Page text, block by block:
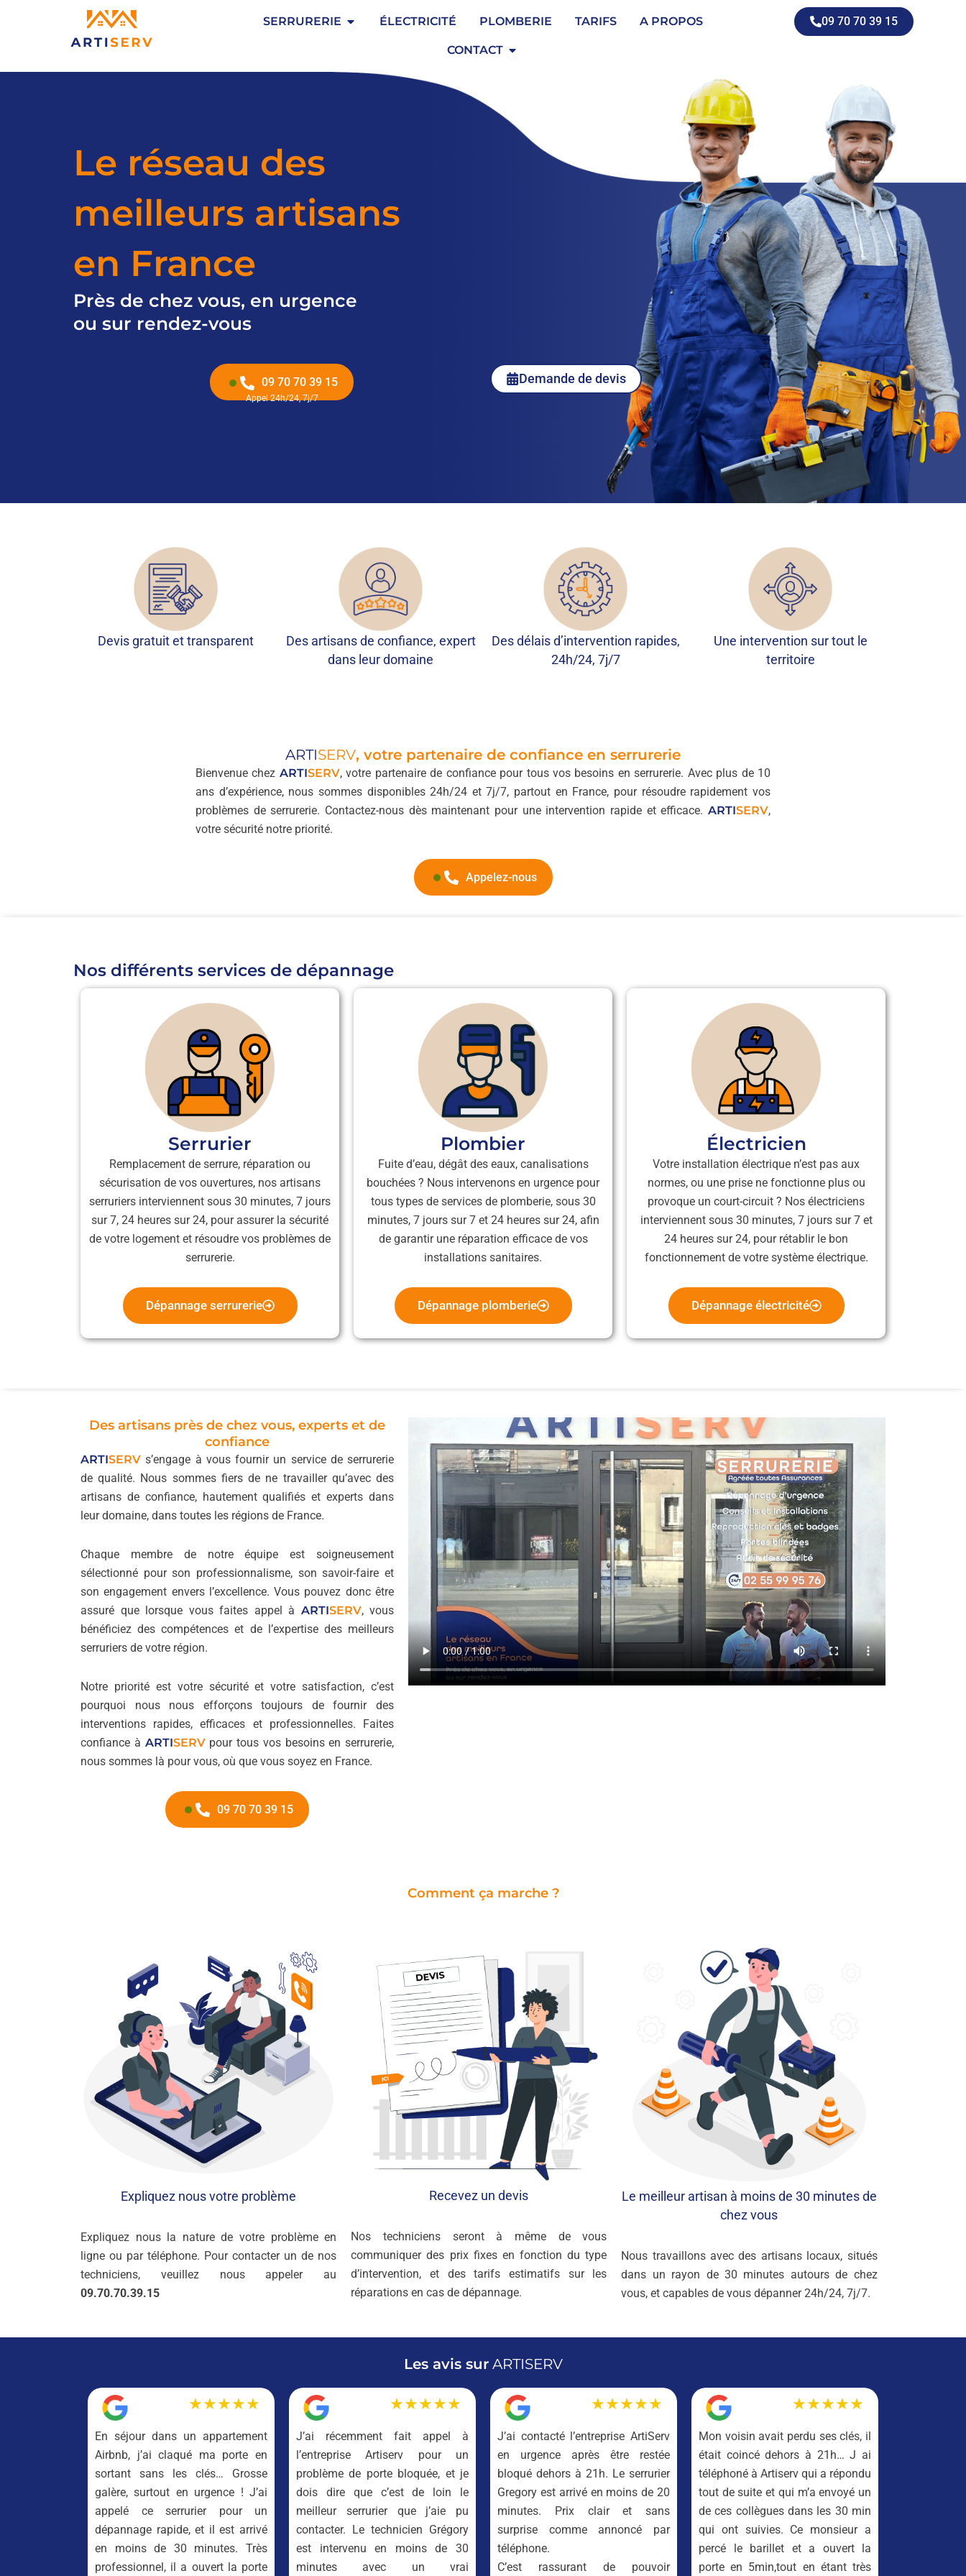
SERRURERIE Ouvrir Serrurerie
ÉLECTRICITÉ PLOMBERIE TARIFS A PROPOS
CONTACT Ouvrir Contact
09 70 70 39 15
Le réseau des
meilleurs artisans
en France
Près de chez vous, en urgence
ou sur rendez-vous
09 70 70 39 15
Appel 24h/24, 7j/7
Demande de devis
Devis gratuit et transparent
Des artisans de confiance, expert
dans leur domaine
Des délais d’intervention rapides,
24h/24, 7j/7
Une intervention sur tout le
territoire
ARTISERV, votre partenaire de confiance en serrurerie
Bienvenue chez ARTISERV, votre partenaire de confiance pour tous vos besoins en serrurerie. Avec plus de 10
ans d’expérience, nous sommes disponibles 24h/24 et 7j/7, partout en France, pour résoudre rapidement vos
problèmes de serrurerie. Contactez-nous dès maintenant pour une intervention rapide et efficace. ARTISERV,
votre sécurité notre priorité.
Appelez-nous
Nos différents services de dépannage
Serrurier
Remplacement de serrure, réparation ou
sécurisation de vos ouvertures, nos artisans
serruriers interviennent sous 30 minutes, 7 jours
sur 7, 24 heures sur 24, pour assurer la sécurité
de votre logement et résoudre vos problèmes de
serrurerie.
Dépannage serrurerie
Plombier
Fuite d’eau, dégât des eaux, canalisations
bouchées ? Nous intervenons en urgence pour
tous types de services de plomberie, sous 30
minutes, 7 jours sur 7 et 24 heures sur 24, afin
de garantir une réparation efficace de vos
installations sanitaires.
Dépannage plomberie
Électricien
Votre installation électrique n’est pas aux
normes, ou une prise ne fonctionne plus ou
provoque un court-circuit ? Nos électriciens
interviennent sous 30 minutes, 7 jours sur 7 et
24 heures sur 24, pour rétablir le bon
fonctionnement de votre système électrique.
Dépannage électricité
Des artisans près de chez vous, experts et de
confiance
ARTISERV s’engage à vous fournir un service de serrurerie
de qualité. Nous sommes fiers de ne travailler qu’avec des
artisans de confiance, hautement qualifiés et experts dans
leur domaine, dans toutes les régions de France.
Chaque membre de notre équipe est soigneusement
sélectionné pour son professionnalisme, son savoir-faire et
son engagement envers l’excellence. Vous pouvez donc être
assuré que lorsque vous faites appel à ARTISERV, vous
bénéficiez des compétences et de l’expertise des meilleurs
serruriers de votre région.
Notre priorité est votre sécurité et votre satisfaction, c’est
pourquoi nous nous efforçons toujours de fournir des
interventions rapides, efficaces et professionnelles. Faites
confiance à ARTISERVpour tous vos besoins en serrurerie,
nous sommes là pour vous, où que vous soyez en France.
09 70 70 39 15
Comment ça marche ?
Expliquez nous votre problème
Expliquez nous la nature de votre problème en
ligne ou par téléphone. Pour contacter un de nos
techniciens, veuillez nous appeler au
09.70.70.39.15
Recevez un devis
Nos techniciens seront à même de vous
communiquer des prix fixes en fonction du type
d’intervention, et des tarifs estimatifs sur les
réparations en cas de dépannage.
Le meilleur artisan à moins de 30 minutes de
chez vous
Nous travaillons avec des artisans locaux, situés
dans un rayon de 30 minutes autours de chez
vous, et capables de vous dépanner 24h/24, 7j/7.
Les avis surARTISERV
★★★★★
En séjour dans un appartement
Airbnb, j’ai claqué ma porte en
sortant sans les clés… Grosse
galère, surtout en urgence ! J’ai
appelé ce serrurier pour un
dépannage rapide, et il est arrivé
en moins de 30 minutes. Très
professionnel, il a ouvert la porte
★★★★★
J’ai récemment fait appel à
l’entreprise Artiserv pour un
problème de porte bloquée, et je
dois dire que c’est de loin le
meilleur serrurier que j’aie pu
contacter. Le technicien Grégory
est intervenu en moins de 30
minutes avec un vrai
★★★★★
J’ai contacté l’entreprise ArtiServ
en urgence après être restée
bloqué dehors à 21h. Le serrurier
Gregory est arrivé en moins de 20
minutes. Prix clair et sans
surprise comme annoncé par
téléphone.
C’est rassurant de pouvoir
★★★★★
Mon voisin avait perdu ses clés, il
était coincé dehors à 21h… J ai
téléphoné à Artiserv qui a répondu
tout de suite et qui m’a envoyé un
de ces collègues dans les 30 min
qui ont suivies. Ce monsieur a
percé le barillet et a ouvert la
porte en 5min,tout en étant très